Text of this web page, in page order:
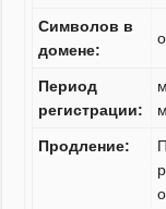
Символов в
домене:
Период
регистрации:
Продление: